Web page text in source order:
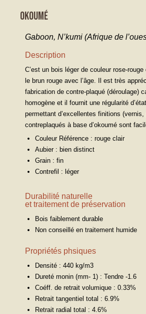
OKOUMÉ
Gaboon, N’kumi (Afrique de
Description
C’est un bois léger de couleur rose-
le brun rouge avec l’âge. Il est très
fabrication de contre-plaqué (déroulage)
homogène et il fournit une régularité
permettant d’excellentes finitions (vernis,
contreplaqués à base d’okoumé sont
Couleur Référence : rouge clair
Aubier : bien distinct
Grain : fin
Contrefil : léger
Durabilité naturelle
et traitement de préservation
Bois faiblement durable
Non conseillé en traitement humide
Propriétés phsiques
Densité : 440 kg/m3
Dureté monin (mm- 1) : Tendre -1.6
Coéff. de retrait volumique : 0.33%
Retrait tangentiel total : 6.9%
Retrait radial total : 4.6%